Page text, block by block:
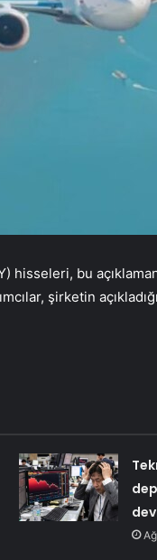
hisseleri, bu
şirketin